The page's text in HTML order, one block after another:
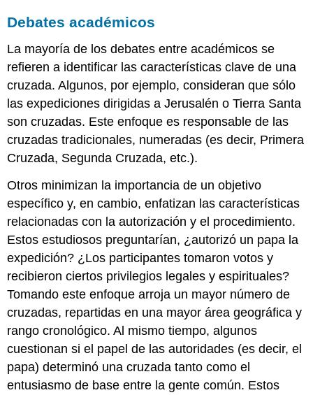
Debates académicos
La mayoría de los debates entre académicos se
refieren a identificar las características clave de una
cruzada. Algunos, por ejemplo, consideran que sólo
las expediciones dirigidas a Jerusalén o Tierra Santa
son cruzadas. Este enfoque es responsable de las
cruzadas tradicionales, numeradas (es decir, Primera
Cruzada, Segunda Cruzada, etc.).
Otros minimizan la importancia de un objetivo
específico y, en cambio, enfatizan las características
relacionadas con la autorización y el procedimiento.
Estos estudiosos preguntarían, ¿autorizó un papa la
expedición? ¿Los participantes tomaron votos y
recibieron ciertos privilegios legales y espirituales?
Tomando este enfoque arroja un mayor número de
cruzadas, repartidas en una mayor área geográfica y
rango cronológico. Al mismo tiempo, algunos
cuestionan si el papel de las autoridades (es decir, el
papa) determinó una cruzada tanto como el
entusiasmo de base entre la gente común. Estos